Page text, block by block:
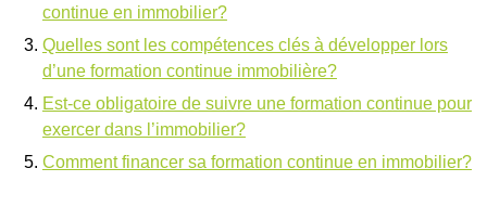
continue en immobilier?
Quelles sont les compétences clés à développer lors
d’une formation continue immobilière?
Est-ce obligatoire de suivre une formation continue pour
exercer dans l’immobilier?
Comment financer sa formation continue en immobilier?